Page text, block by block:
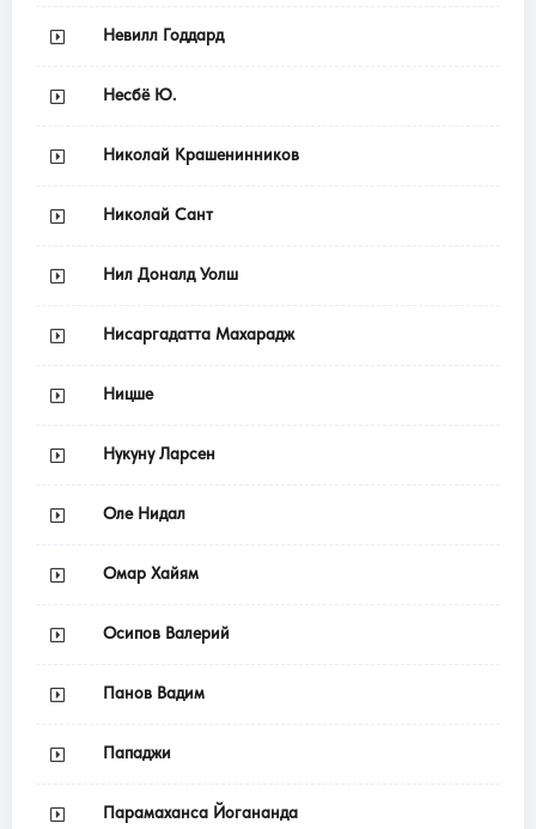
Невилл Годдард
Несбё Ю.
Николай Крашенинников
Николай Сант
Нил Доналд Уолш
Нисаргадатта Махарадж
Ницше
Нукуну Ларсен
Оле Нидал
Омар Хайям
Осипов Валерий
Панов Вадим
Пападжи
Парамаханса Йогананда